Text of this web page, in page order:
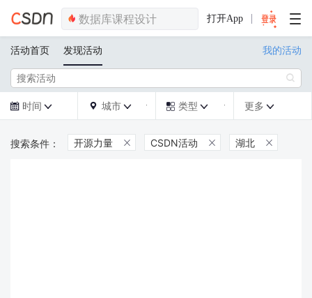
打开App
活动首页 发现活动 我的活动

 时间   城市   类型  更多 
开源力量  CSDN活动  湖北 